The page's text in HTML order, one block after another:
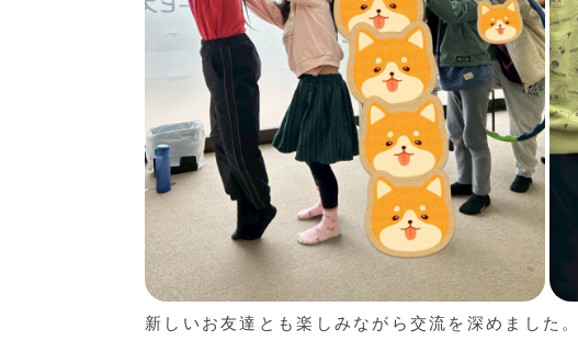
新しいお友達とも楽しみながら交流を深めました。